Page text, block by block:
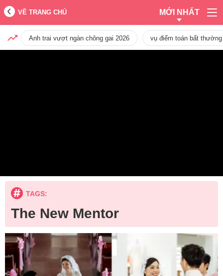
VỀ TRANG CHỦ MỚI NHẤT
Anh trai vượt ngàn chông gai 2026 vụ điểm toán bất
TAGS:
The New Mentor